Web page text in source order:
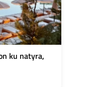
ku natyra,